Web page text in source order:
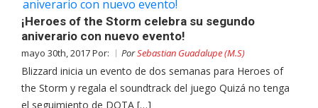
¡Heroes of the Storm celebra su segundo
aniverario con nuevo evento!
mayo 30th, 2017 Por: PorSebastian Guadalupe (M.S)
Blizzard inicia un evento de dos semanas para Heroes of
the Storm y regala el soundtrack del juego Quizá no tenga
el seguimiento de DOTA […]